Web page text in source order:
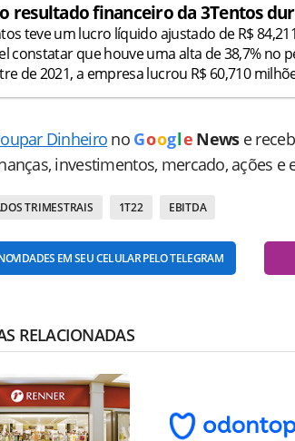
resultado financeiro da 3Tentos
teve um lucro líquido ajustado de R$
constatar que houve uma alta de 38,7% no
de 2021, a empresa lucrou R$ 60,710
Dinheiro no Goog le News e
investimentos, mercado, ações e
TRIMESTRAIS 1T22 EBITDA
EM SEU CELULAR PELO TELEGRAM
RELACIONADAS